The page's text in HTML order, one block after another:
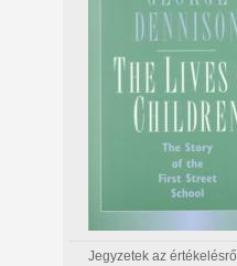
Jegyzetek az értékelésről